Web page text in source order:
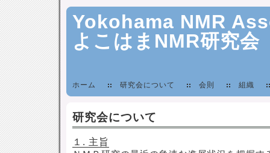
Yokohama NMR
よこはまNMR研究会
ホーム 研究会について 会則 組織
研究会について
１. 主旨